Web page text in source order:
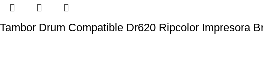
Tambor Drum Compatible Dr620 Ripcolor Impresora